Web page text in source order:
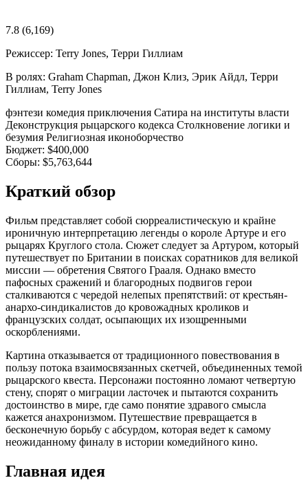
7.8 (6,169)
Режиссер: Terry Jones, Терри Гиллиам
В ролях: Graham Chapman, Джон Клиз, Эрик Айдл, Терри
Гиллиам, Terry Jones
фэнтези комедия приключения Сатира на институты власти
Деконструкция рыцарского кодекса Столкновение логики и
безумия Религиозная иконоборчество
Бюджет: $400,000
Сборы: $5,763,644
Краткий обзор
Фильм представляет собой сюрреалистическую и крайне
ироничную интерпретацию легенды о короле Артуре и его
рыцарях Круглого стола. Сюжет следует за Артуром, который
путешествует по Британии в поисках соратников для великой
миссии — обретения Святого Грааля. Однако вместо
пафосных сражений и благородных подвигов герои
сталкиваются с чередой нелепых препятствий: от крестьян-
анархо-синдикалистов до кровожадных кроликов и
французских солдат, осыпающих их изощренными
оскорблениями.
Картина отказывается от традиционного повествования в
пользу потока взаимосвязанных скетчей, объединенных темой
рыцарского квеста. Персонажи постоянно ломают четвертую
стену, спорят о миграции ласточек и пытаются сохранить
достоинство в мире, где само понятие здравого смысла
кажется анахронизмом. Путешествие превращается в
бесконечную борьбу с абсурдом, которая ведет к самому
неожиданному финалу в истории комедийного кино.
Главная идея